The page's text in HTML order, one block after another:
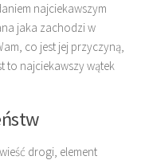
najciekawszym
jaka zachodzi w
co jest jej przyczyną,
to najciekawszy wątek
drogi, element